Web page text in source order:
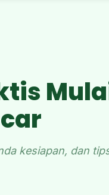
kesiapan, dan